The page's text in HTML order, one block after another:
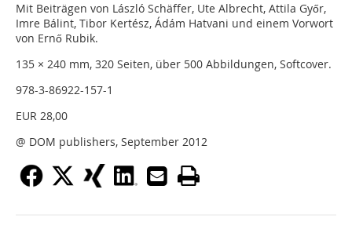
Mit Beiträgen von László Schäffer, Ute Albrecht, Attila Győr,
Imre Bálint, Tibor Kertész, Ádám Hatvani und einem Vorwort
von Ernő Rubik.
135 × 240 mm, 320 Seiten, über 500 Abbildungen, Softcover.
978-3-86922-157-1
EUR 28,00
@ DOM publishers, September 2012